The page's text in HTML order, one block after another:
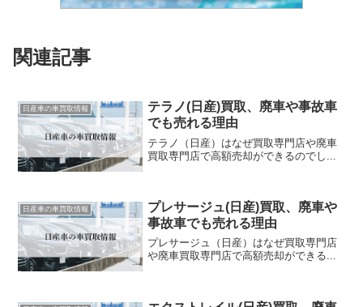
関連記事
日産車の車買取情報
テラノ(日産)買取、廃車や事故車
でも売れる理由
テラノ（日産）はなぜ買取専門店や廃車
買取専門店で高額売却ができるのでし...
日産車の車買取情報
プレサージュ(日産)買取、廃車や
事故車でも売れる理由
プレサージュ（日産）はなぜ買取専門店
や廃車買取専門店で高額売却ができる...